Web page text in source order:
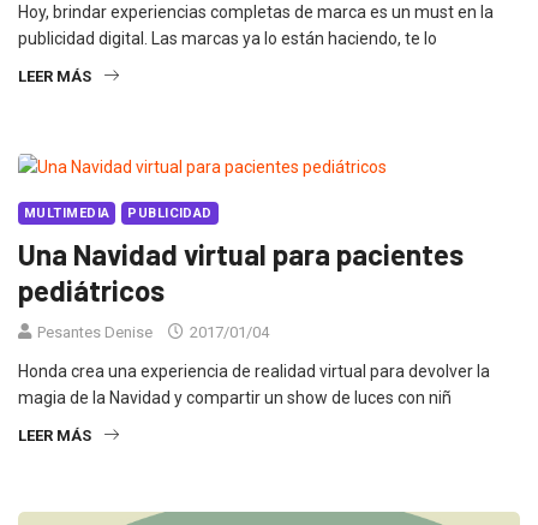
Hoy, brindar experiencias completas de marca es un must en la
publicidad digital. Las marcas ya lo están haciendo, te lo
LEER MÁS
MULTIMEDIA PUBLICIDAD
Una Navidad virtual para pacientes
pediátricos
Pesantes Denise 2017/01/04
Honda crea una experiencia de realidad virtual para devolver la
magia de la Navidad y compartir un show de luces con niñ
LEER MÁS